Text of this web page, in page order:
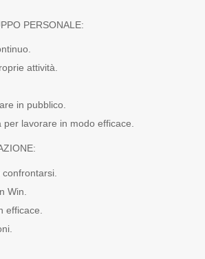
PERSONALE:
attività.
in pubblico.
per lavorare in modo efficace.
Win.
efficace.